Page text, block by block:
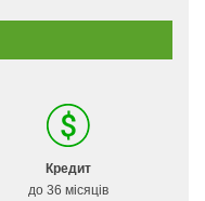
Кредит
до 36 місяців